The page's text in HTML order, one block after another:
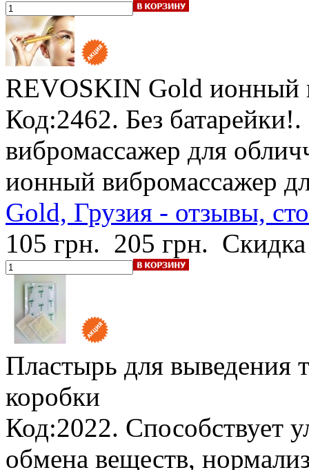
REVOSKIN Gold ионный
Код:2462. Без батарейки!.
вибромассажер для
ионный вибромассажер
Gold, Грузия - отзывы,
105 грн. 205 грн.
Пластырь для выведения
коробки
Код:2022. Способствует
обмена веществ,